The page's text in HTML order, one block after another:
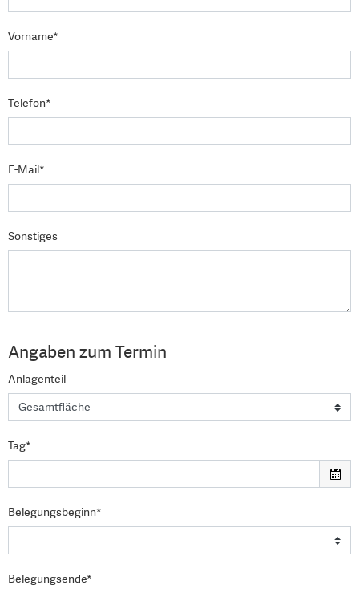
Vorname*
Telefon*
E-Mail*
Sonstiges
Angaben zum Termin
Anlagenteil
Tag*
Belegungsbeginn*
Belegungsende*